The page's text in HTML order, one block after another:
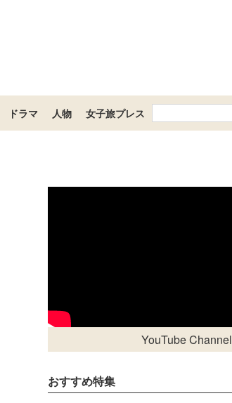
ドラマ 人物 女子旅プレス
YouTube Channel
おすすめ特集